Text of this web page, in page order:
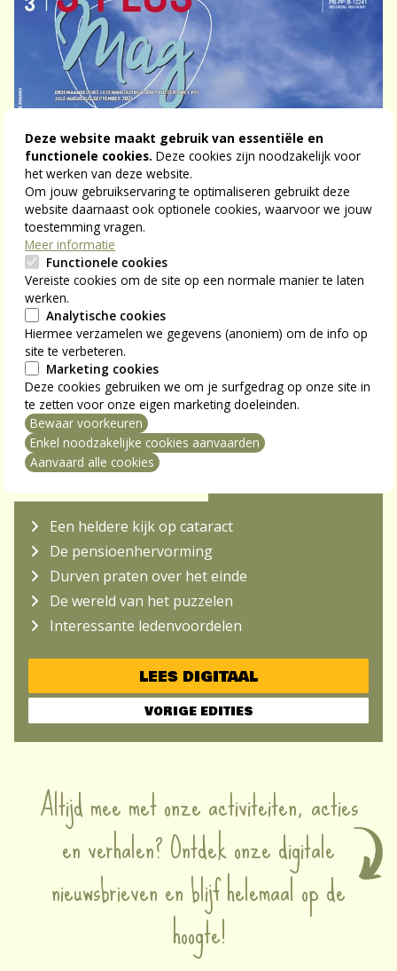
Een heldere kijk op cataract
De pensioenhervorming
Durven praten over het einde
De wereld van het puzzelen
Interessante ledenvoordelen
LEES DIGITAAL
VORIGE EDITIES
Altijd mee met onze activiteiten, acties
en verhalen? Ontdek onze digitale
nieuwsbrieven en blijf helemaal op de
hoogte!
Deze website maakt gebruik van essentiële en
functionele cookies. Deze cookies zijn noodzakelijk voor
het werken van deze website.
Om jouw gebruikservaring te optimaliseren gebruikt deze
website daarnaast ook optionele cookies, waarvoor we jouw
toestemming vragen.
Meer informatie
Functionele cookies
Vereiste cookies om de site op een normale manier te laten
werken.
Analytische cookies
Hiermee verzamelen we gegevens (anoniem) om de info op
site te verbeteren.
Marketing cookies
Deze cookies gebruiken we om je surfgedrag op onze site in
te zetten voor onze eigen marketing doeleinden.
Bewaar voorkeuren
Enkel noodzakelijke cookies aanvaarden
Aanvaard alle cookies
intrekken